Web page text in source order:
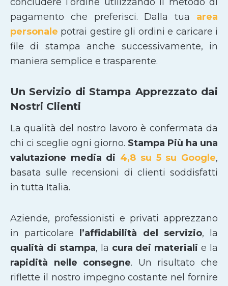
pagamento che preferisci. Dalla tua area
personale potrai gestire gli ordini e caricare i
file di stampa anche successivamente, in
maniera semplice e trasparente.
Un Servizio di Stampa Apprezzato dai
Nostri Clienti
La qualità del nostro lavoro è confermata da
chi ci sceglie ogni giorno. Stampa Più ha una
valutazione media di 4,8 su 5 su Google,
basata sulle recensioni di clienti soddisfatti
in tutta Italia.
Aziende, professionisti e privati apprezzano
in particolare l’affidabilità del servizio, la
qualità di stampa, la cura dei materiali e la
rapidità nelle consegne. Un risultato che
riflette il nostro impegno costante nel fornire